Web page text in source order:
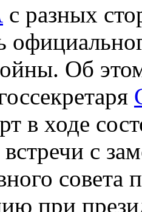
с разных
Об
в ходе
с
при